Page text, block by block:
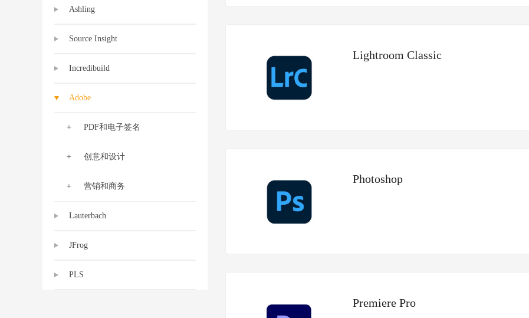
Ashling
Source Insight
Incredibuild
Adobe
PDF和电子签名
创意和设计
营销和商务
Lauterbach
JFrog
PLS
Lightroom Classic
Photoshop
Premiere Pro